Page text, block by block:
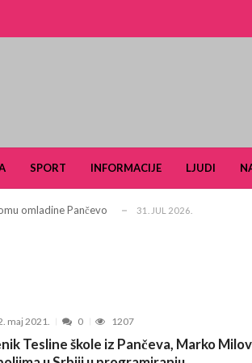
SPORT INFORMACIJE LJUDI
u Ulici Dragutina Ilkića Birte kod v... 21.
omladine Pančevo 31. JUL 2026.
Stara Misa: Na mrežu će biti pri...
otvara nove mogućnosti za obrazovan...
od 25. do 28. juna
u okviru projekta TERRAIN u čijem fo...
maj 2021. 0 1207
Tesline škole iz Pančeva, Marko